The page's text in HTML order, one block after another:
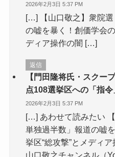
2026年2月3日 5:37 PM
[…] 【山口敬之】衆院
の嘘を暴く！創価学会
ディア操作の闇 […]
返信
【門田隆将氏・スクー
点108選挙区への「指
2026年2月3日 5:37 PM
[…] あわせて読みたい
単独過半数」報道の嘘
挙区“総攻撃”とメディ
山口敬之チャンネル（